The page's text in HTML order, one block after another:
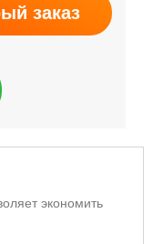
заказ
экономить